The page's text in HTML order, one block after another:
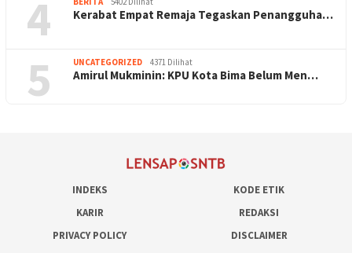
4 Kerabat Empat Remaja Tegaskan Penangguha…
5 UNCATEGORIZED 4371 Dilihat
Amirul Mukminin: KPU Kota Bima Belum Men…
INDEKS
KODE ETIK
KARIR
REDAKSI
PRIVACY POLICY
DISCLAIMER